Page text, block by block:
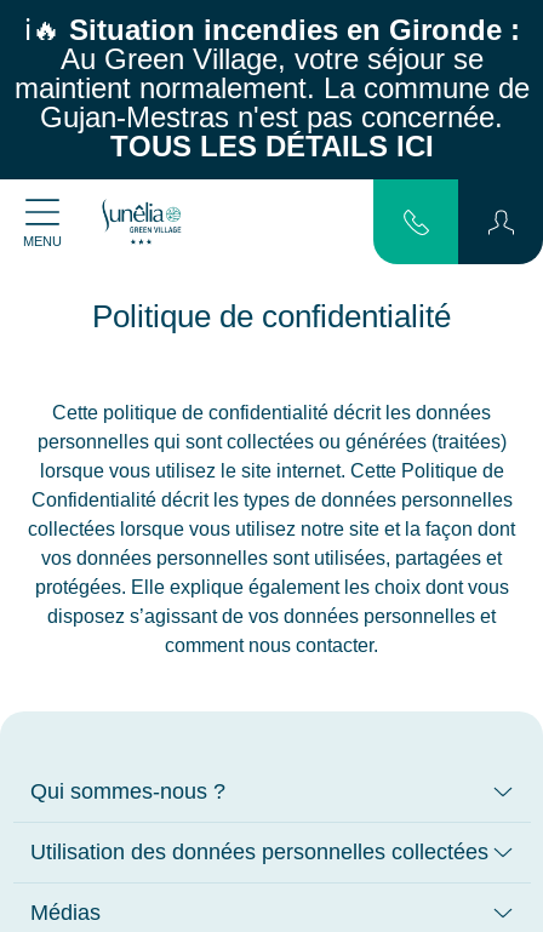
ℹ️🔥 Situation incendies en Gironde :
Au Green Village, votre séjour se
maintient normalement. La commune de
Gujan-Mestras n'est pas concernée.
TOUS LES DÉTAILS ICI
MENU
Politique de confidentialité
Cette politique de confidentialité décrit les données
personnelles qui sont collectées ou générées (traitées)
lorsque vous utilisez le site internet. Cette Politique de
Confidentialité décrit les types de données personnelles
collectées lorsque vous utilisez notre site et la façon dont
vos données personnelles sont utilisées, partagées et
protégées. Elle explique également les choix dont vous
disposez s’agissant de vos données personnelles et
comment nous contacter.
Qui sommes-nous ?
Utilisation des données personnelles collectées
Médias